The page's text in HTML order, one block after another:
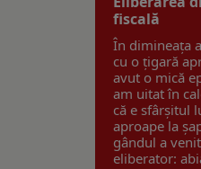
fiscală
În dimineața
cu o țigară
avut o mică
am uitat în
că e sfârșitul
aproape la
gândul a
eliberator: